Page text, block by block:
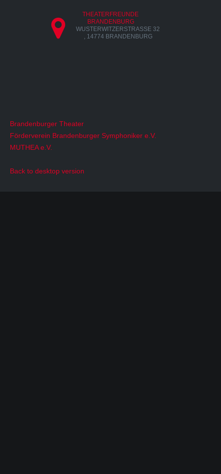
THEATERFREUNDE
BRANDENBURG
WUSTERWITZERSTRASSE 32 ,
14774 BRANDENBURG
Brandenburger Theater
Förderverein Brandenburger Symphoniker e.V.
MUTHEA e.V.
Back to desktop version